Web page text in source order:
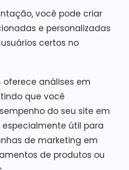
você pode criar
e personalizadas
certos no
oferece análises em
que você
do seu site em
especialmente útil para
de marketing em
de produtos ou